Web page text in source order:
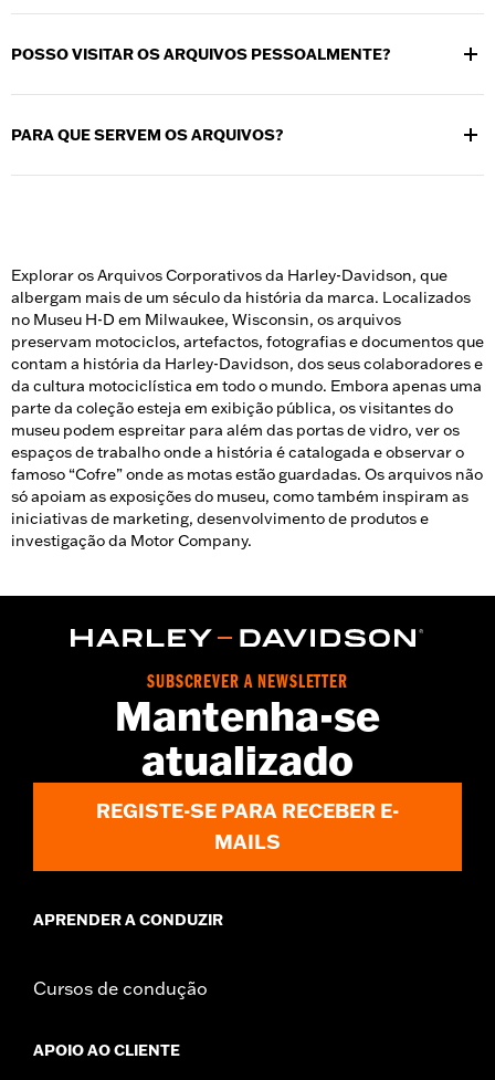
doMuseu Harley-Davidson no Google Arts and Culture. Também
Beyond the Gate ou um Tour VIP.
A documentação e os detalhes sobre os veículos de produção
dúvidas que possa ter sobre a sua mota podem ser esclarecidas
através do número (800) 258-2464 ou (414) 343-4056.
POSSO VISITAR OS ARQUIVOS PESSOALMENTE?
Embora os Arquivos não estejam abertos ao público, os
espaços de trabalho de arquivo enquanto exploram o museu. Os
visita VIP para conhecer os bastidores.
PARA QUE SERVEM OS ARQUIVOS?
Além de apoiar as exposições e experiências do Museu H-D, a
arquivistas trabalham para manter e expandir esta vasta
coleção, de modo a torná-la acessível e útil para a empresa —
assim como apreciada pelos visitantes do museu — agora e no
futuro.
Explorar os Arquivos Corporativos da Harley-Davidson, que
albergam mais de um século da história da marca. Localizados
no Museu H-D em Milwaukee, Wisconsin, os arquivos
preservam motociclos, artefactos, fotografias e documentos que
contam a história da Harley-Davidson, dos seus colaboradores e
da cultura motociclística em todo o mundo. Embora apenas uma
parte da coleção esteja em exibição pública, os visitantes do
museu podem espreitar para além das portas de vidro, ver os
espaços de trabalho onde a história é catalogada e observar o
famoso “Cofre” onde as motas estão guardadas. Os arquivos não
só apoiam as exposições do museu, como também inspiram as
iniciativas de marketing, desenvolvimento de produtos e
investigação da Motor Company.
SUBSCREVER A NEWSLETTER
Mantenha-se
atualizado
REGISTE-SE PARA RECEBER E-
MAILS
APRENDER A CONDUZIR
Cursos de condução
APOIO AO CLIENTE